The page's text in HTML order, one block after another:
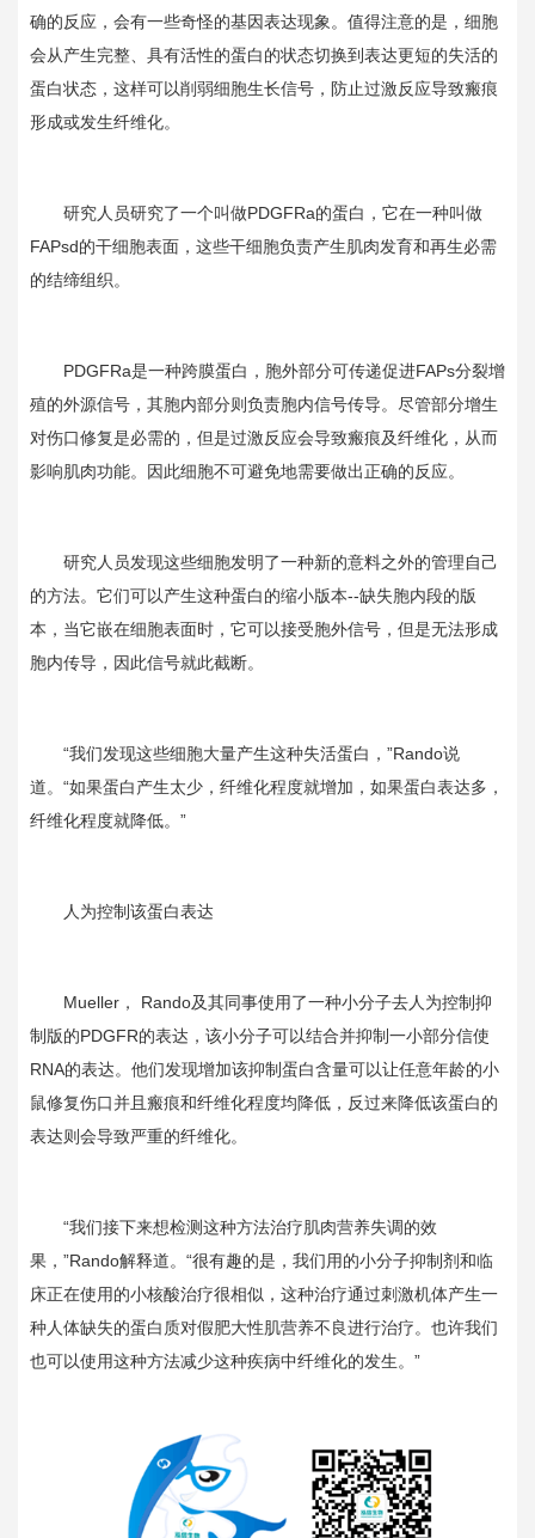
确的反应，会有一些奇怪的基因表达现象。值得注意的是，细胞
会从产生完整、具有活性的蛋白的状态切换到表达更短的失活的
蛋白状态，这样可以削弱细胞生长信号，防止过激反应导致瘢痕
形成或发生纤维化。
研究人员研究了一个叫做PDGFRa的蛋白，它在一种叫做
FAPsd的干细胞表面，这些干细胞负责产生肌肉发育和再生必需
的结缔组织。
PDGFRa是一种跨膜蛋白，胞外部分可传递促进FAPs分裂增
殖的外源信号，其胞内部分则负责胞内信号传导。尽管部分增生
对伤口修复是必需的，但是过激反应会导致瘢痕及纤维化，从而
影响肌肉功能。因此细胞不可避免地需要做出正确的反应。
研究人员发现这些细胞发明了一种新的意料之外的管理自己
的方法。它们可以产生这种蛋白的缩小版本--缺失胞内段的版
本，当它嵌在细胞表面时，它可以接受胞外信号，但是无法形成
胞内传导，因此信号就此截断。
“我们发现这些细胞大量产生这种失活蛋白，”Rando说
道。“如果蛋白产生太少，纤维化程度就增加，如果蛋白表达多，
纤维化程度就降低。”
人为控制该蛋白表达
Mueller， Rando及其同事使用了一种小分子去人为控制抑
制版的PDGFR的表达，该小分子可以结合并抑制一小部分信使
RNA的表达。他们发现增加该抑制蛋白含量可以让任意年龄的小
鼠修复伤口并且瘢痕和纤维化程度均降低，反过来降低该蛋白的
表达则会导致严重的纤维化。
“我们接下来想检测这种方法治疗肌肉营养失调的效
果，”Rando解释道。“很有趣的是，我们用的小分子抑制剂和临
床正在使用的小核酸治疗很相似，这种治疗通过刺激机体产生一
种人体缺失的蛋白质对假肥大性肌营养不良进行治疗。也许我们
也可以使用这种方法减少这种疾病中纤维化的发生。”